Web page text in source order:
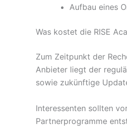
Aufbau eines
Was kostet die RISE
Zum Zeitpunkt der
Anbieter liegt der
sowie zukünftige
Interessenten sollten
Partnerprogramme